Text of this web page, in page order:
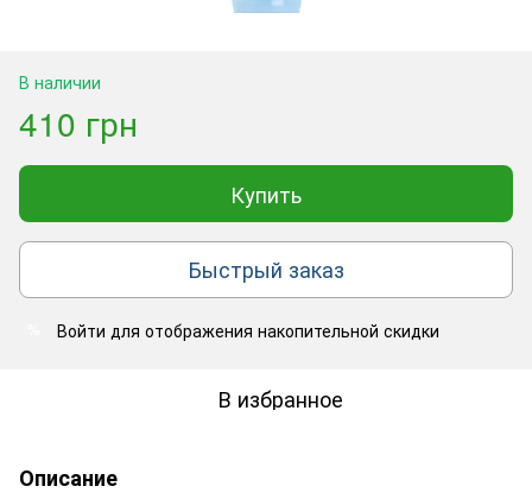
В наличии
410 грн
Купить
Быстрый заказ
Войти для отображения накопительной скидки
В избранное
Описание